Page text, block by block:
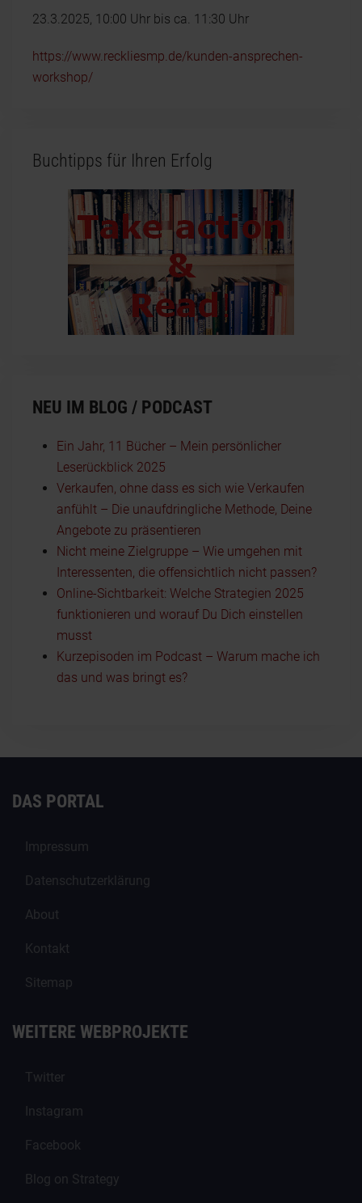
23.3.2025, 10:00 Uhr bis ca. 11:30 Uhr
https://www.reckliesmp.de/kunden-ansprechen-
workshop/
Buchtipps für Ihren Erfolg
NEU IM BLOG / PODCAST
Ein Jahr, 11 Bücher – Mein persönlicher
Leserückblick 2025
Verkaufen, ohne dass es sich wie Verkaufen
anfühlt – Die unaufdringliche Methode, Deine
Angebote zu präsentieren
Nicht meine Zielgruppe – Wie umgehen mit
Interessenten, die offensichtlich nicht passen?
Online-Sichtbarkeit: Welche Strategien 2025
funktionieren und worauf Du Dich einstellen
musst
Kurzepisoden im Podcast – Warum mache ich
das und was bringt es?
DAS PORTAL
Impressum
Datenschutzerklärung
About
Kontakt
Sitemap
WEITERE WEBPROJEKTE
Twitter
Instagram
Facebook
Blog on Strategy